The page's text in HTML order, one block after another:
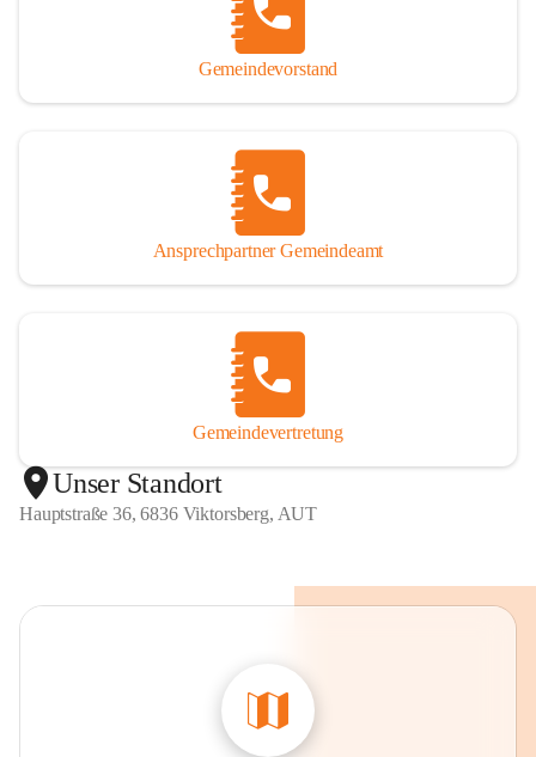
Gemeindevorstand
Ansprechpartner Gemeindeamt
Gemeindevertretung
Unser Standort
Hauptstraße 36, 6836 Viktorsberg, AUT